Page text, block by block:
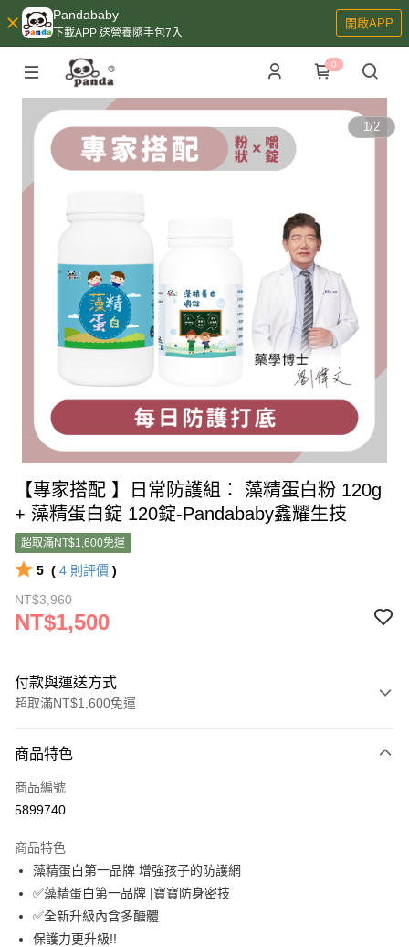
Pandababy
下載APP 送營養隨手包7入
開啟APP
0
1/2
【專家搭配 】日常防護組： 藻精蛋白粉 120g
+ 藻精蛋白錠 120錠-Pandababy鑫耀生技
超取滿NT$1,600免運
5 ( 4 則評價 )
NT$3,960
NT$1,500
付款與運送方式
超取滿NT$1,600免運
信用卡一次付款
超商取貨付款
Apple Pay
街口支付
悠遊付
商品特色
商品編號
5899740
商品特色
藻精蛋白第一品牌 增強孩子的防護網
✅藻精蛋白第一品牌 |寶寶防身密技
✅全新升級內含多醣體
保護力更升級!!